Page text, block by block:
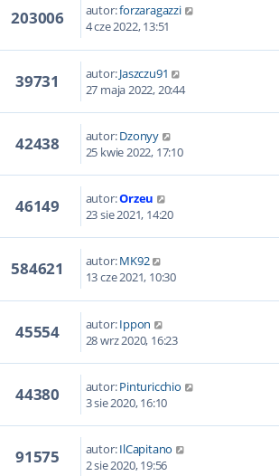
203006 autor:forzaragazzi
4 cze 2022, 13:51
39731 autor:Jaszczu91
27 maja 2022, 20:44
42438 autor:Dzonyy
25 kwie 2022, 17:10
46149 autor:Orzeu
23 sie 2021, 14:20
584621 autor:MK92
13 cze 2021, 10:30
45554 autor:Ippon
28 wrz 2020, 16:23
44380 autor:Pinturicchio
3 sie 2020, 16:10
91575 autor:IlCapitano
2 sie 2020, 19:56